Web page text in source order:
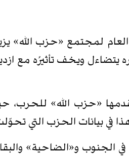
في 23 أيلول 2024 بدأ الخطاب العام
يتضاءل ويخف تأثيرُه مع
بيانات الحزب التي
في الجنوب و«الضاحية»